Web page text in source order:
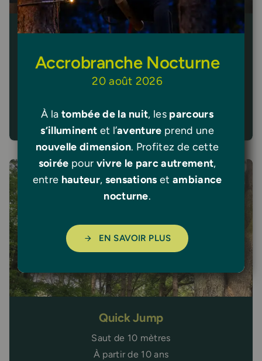
Jeux d’exploration
Trois activités ludiques au choix
À partir de 3 ans
EN SAVOIR PLUS
Quick Jump
Saut de 10 mètres
À partir de 10 ans
Accrobranche Nocturne
20 août 2026
À la tombée de la nuit, les parcours
s’illuminent et l’aventure prend une
nouvelle dimension. Profitez de cette
soirée pour vivre le parc autrement,
entre hauteur, sensations etambiance
nocturne.
EN SAVOIR PLUS